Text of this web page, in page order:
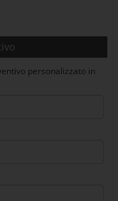
personalizzato in